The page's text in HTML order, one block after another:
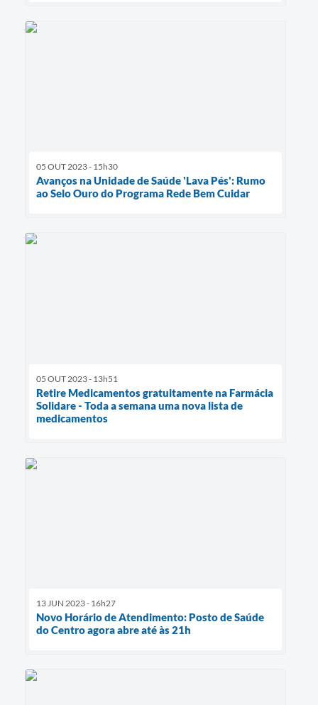
05 OUT 2023 - 15h30
Avanços na Unidade de Saúde 'Lava Pés': Rumo
ao Selo Ouro do Programa Rede Bem Cuidar
05 OUT 2023 - 13h51
Retire Medicamentos gratuitamente na Farmácia
Solidare - Toda a semana uma nova lista de
medicamentos
13 JUN 2023 - 16h27
Novo Horário de Atendimento: Posto de Saúde
do Centro agora abre até às 21h